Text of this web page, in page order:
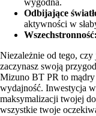
wygodna.
Odbijające
aktywności w
Wszechstronność:
Niezależnie od tego, czy
zaczynasz swoją
Mizuno BT PR to
wydajność. Inwestycja
maksymalizacji twojej
wszystkie twoje